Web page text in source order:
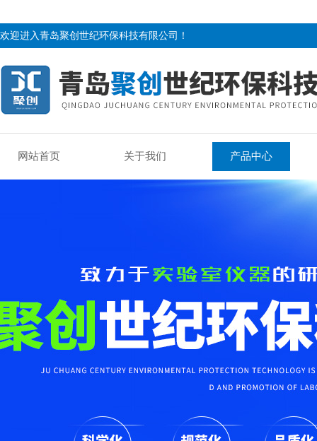
欢迎进入青岛聚创世纪环保科技有限公司！
网站首页 关于我们 产品中心